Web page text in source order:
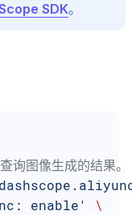
SDK。
图像生成的结果。
enable'
\